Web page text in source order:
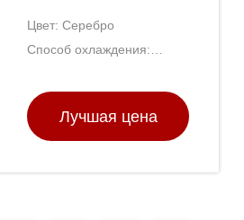
Нержавеющая
сталь
экстракционное
оборудование
Цвет: Серебро
Способ охлаждения:
Лучшая цена